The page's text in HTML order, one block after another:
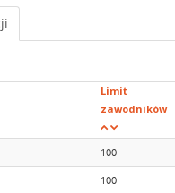
Limit
zawodników
100
100